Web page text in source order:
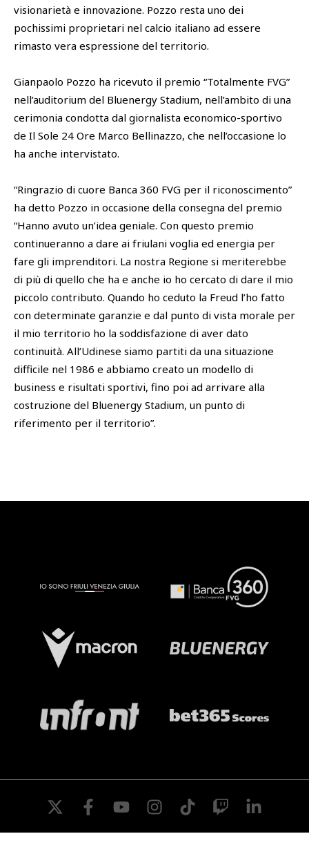
visionarietà e innovazione. Pozzo resta uno dei
pochissimi proprietari nel calcio italiano ad essere
rimasto vera espressione del territorio.
Gianpaolo Pozzo ha ricevuto il premio “Totalmente FVG”
nell’auditorium del Bluenergy Stadium, nell’ambito di una
cerimonia condotta dal giornalista economico-sportivo
de Il Sole 24 Ore Marco Bellinazzo, che nell’occasione lo
ha anche intervistato.
“Ringrazio di cuore Banca 360 FVG per il riconoscimento”
ha detto Pozzo in occasione della consegna del premio
“Hanno avuto un’idea geniale. Con questo premio
continueranno a dare ai friulani voglia ed energia per
fare gli imprenditori. La nostra Regione si meriterebbe
di più di quello che ha e anche io ho cercato di dare il mio
piccolo contributo. Quando ho ceduto la Freud l’ho fatto
con determinate garanzie e dal punto di vista morale per
il mio territorio ho la soddisfazione di aver dato
continuità. All’Udinese siamo partiti da una situazione
difficile nel 1986 e abbiamo creato un modello di
business e risultati sportivi, fino poi ad arrivare alla
costruzione del Bluenergy Stadium, un punto di
riferimento per il territorio”.
twitter facebookyoutube instagramtiktok twitch